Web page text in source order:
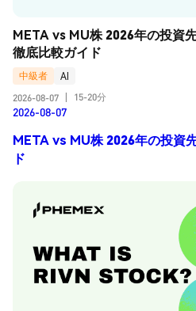
META vs MU株 2026年の投資
徹底比較ガイド
中級者
AI
2026-08-07
15-20分
2026-08-07
META vs MU株 2026年の投資
ド